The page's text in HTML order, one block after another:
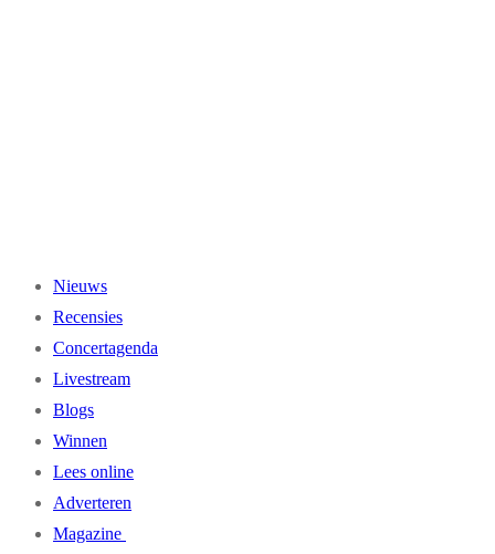
Nieuws
Recensies
Concertagenda
Livestream
Blogs
Winnen
Lees online
Adverteren
Magazine